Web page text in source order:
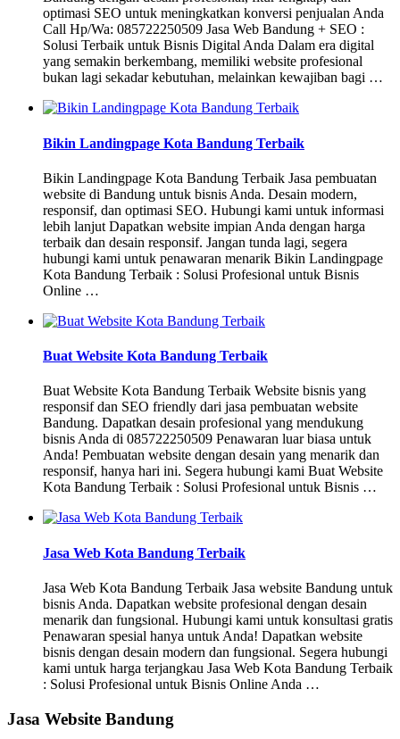
optimasi SEO untuk meningkatkan konversi penjualan Anda
Call Hp/Wa: 085722250509 Jasa Web Bandung + SEO :
Solusi Terbaik untuk Bisnis Digital Anda Dalam era digital
yang semakin berkembang, memiliki website profesional
bukan lagi sekadar kebutuhan, melainkan kewajiban bagi …
Bikin Landingpage Kota Bandung Terbaik
Bikin Landingpage Kota Bandung Terbaik Jasa pembuatan
website di Bandung untuk bisnis Anda. Desain modern,
responsif, dan optimasi SEO. Hubungi kami untuk informasi
lebih lanjut Dapatkan website impian Anda dengan harga
terbaik dan desain responsif. Jangan tunda lagi, segera
hubungi kami untuk penawaran menarik Bikin Landingpage
Kota Bandung Terbaik : Solusi Profesional untuk Bisnis
Online …
Buat Website Kota Bandung Terbaik
Buat Website Kota Bandung Terbaik Website bisnis yang
responsif dan SEO friendly dari jasa pembuatan website
Bandung. Dapatkan desain profesional yang mendukung
bisnis Anda di 085722250509 Penawaran luar biasa untuk
Anda! Pembuatan website dengan desain yang menarik dan
responsif, hanya hari ini. Segera hubungi kami Buat Website
Kota Bandung Terbaik : Solusi Profesional untuk Bisnis …
Jasa Web Kota Bandung Terbaik
Jasa Web Kota Bandung Terbaik Jasa website Bandung untuk
bisnis Anda. Dapatkan website profesional dengan desain
menarik dan fungsional. Hubungi kami untuk konsultasi gratis
Penawaran spesial hanya untuk Anda! Dapatkan website
bisnis dengan desain modern dan fungsional. Segera hubungi
kami untuk harga terjangkau Jasa Web Kota Bandung Terbaik
: Solusi Profesional untuk Bisnis Online Anda …
Jasa Website Bandung